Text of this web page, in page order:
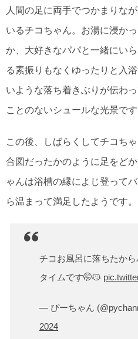
人間の足に両手でつかまりな
いるチコちゃん。お湯に浸か
か、大好きなパパと一緒にい
る素振りもなくゆったりと入
いような落ち着きぶりが伝わ
ことのないシュールな光景です
この後、しばらくしてチコち
合図だったかのように足をど
ゃんは浴槽の縁によじ登って
ら温まって満足したようです。
チコお風呂に落ちたか
タイムです🤭😼
— ぴーちゃん
2024